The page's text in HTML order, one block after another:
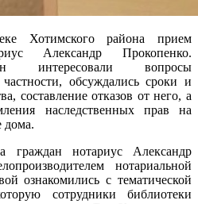
Хотимского района прием
Александр Прокопенко.
интересовали вопросы
обсуждались сроки и
составление отказов от него, а
наследственных прав на
дома.
граждан нотариус Александр
нотариальной
ознакомились с тематической
сотрудники библиотеки